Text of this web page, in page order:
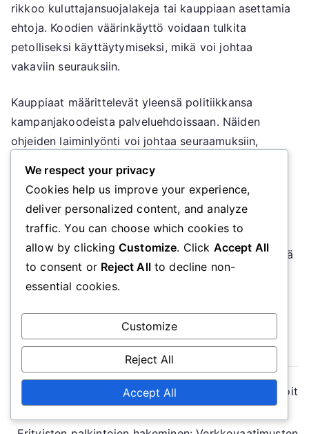
rikkoo kuluttajansuojalakeja tai kauppiaan asettamia
ehtoja. Koodien väärinkäyttö voidaan tulkita
petolliseksi käyttäytymiseksi, mikä voi johtaa
vakaviin seurauksiin.
Kauppiaat määrittelevät yleensä politiikkansa
kampanjakoodeista palveluehdoissaan. Näiden
ohjeiden laiminlyönti voi johtaa seuraamuksiin,
markkinointitarjouksiin tai tilirajoituksiin.
Joissakin lainkäyttöalueissa on erityisiä sääntöjä,
jotka suojaavat kuluttajia harhaanjohtavilta
käytännöiltä. Kuitenkin nämä suojat eivät välttämättä
kata vanhoja kampanjakoodeja, jättäen käyttäjät
alttiiksi mahdollisille menetyksille ilman
mahdollisuutta korvaukseen.
navigation
Tapahtumaorbeja vaatiminen: Verkkovaatimustavoit
We respect your privacy
Cookies help us improve your experience,
deliver personalized content, and analyze
traffic. You can choose which cookies to
allow by clicking Customize. Click Accept All
to consent or Reject Allto decline non-
essential cookies.
Customize
Reject All
Accept All